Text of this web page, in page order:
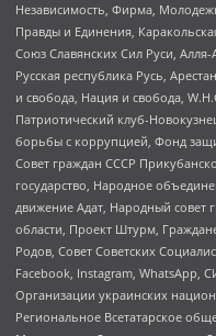
Независимость, Фирма,
Правды и Единения,
Союз Славянских Сил Руси,
Русская республика Русь,
и свобода, Нация и свобода,
Патриотический клуб-
борьбы с коррупцией, Фонд
Совет граждан СССР
государство, Народное
движение Адат, Народный совет
области, Проект Штурм,
Родов, Совет Советских
Facebook, Instagram, WhatsApp,
Организации украинских
Региональное Всетатарское